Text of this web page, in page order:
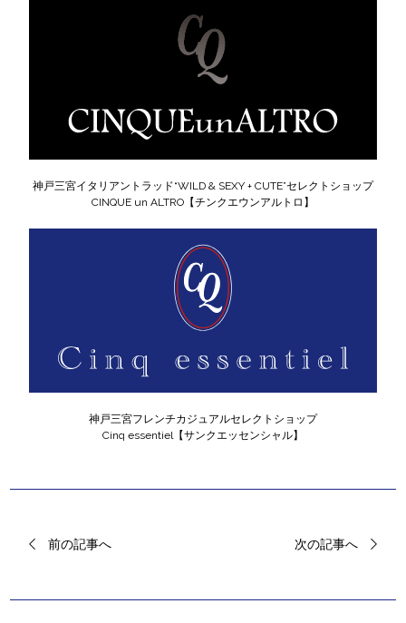
神戸三宮イタリアントラッド“WILD & SEXY + CUTE”セレクトショップ
CINQUE un ALTRO【チンクエウンアルトロ】
神戸三宮フレンチカジュアルセレクトショップ
Cinq essentiel【サンクエッセンシャル】
前の記事へ 次の記事へ